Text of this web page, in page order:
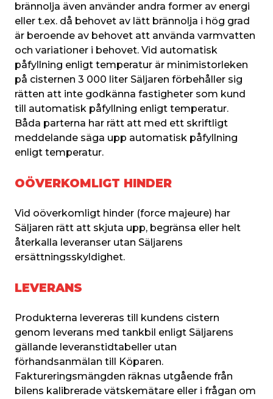
brännolja även använder andra former av energi
eller t.ex. då behovet av lätt brännolja i hög grad
är beroende av behovet att använda varmvatten
och variationer i behovet. Vid automatisk
påfyllning enligt temperatur är minimistorleken
på cisternen 3 000 liter Säljaren förbehåller sig
rätten att inte godkänna fastigheter som kund
till automatisk påfyllning enligt temperatur.
Båda parterna har rätt att med ett skriftligt
meddelande säga upp automatisk påfyllning
enligt temperatur.
OÖVERKOMLIGT HINDER
Vid oöverkomligt hinder (force majeure) har
Säljaren rätt att skjuta upp, begränsa eller helt
återkalla leveranser utan Säljarens
ersättningsskyldighet.
LEVERANS
Produkterna levereras till kundens cistern
genom leverans med tankbil enligt Säljarens
gällande leveranstidtabeller utan
förhandsanmälan till Köparen.
Faktureringsmängden räknas utgående från
bilens kalibrerade vätskemätare eller i frågan om